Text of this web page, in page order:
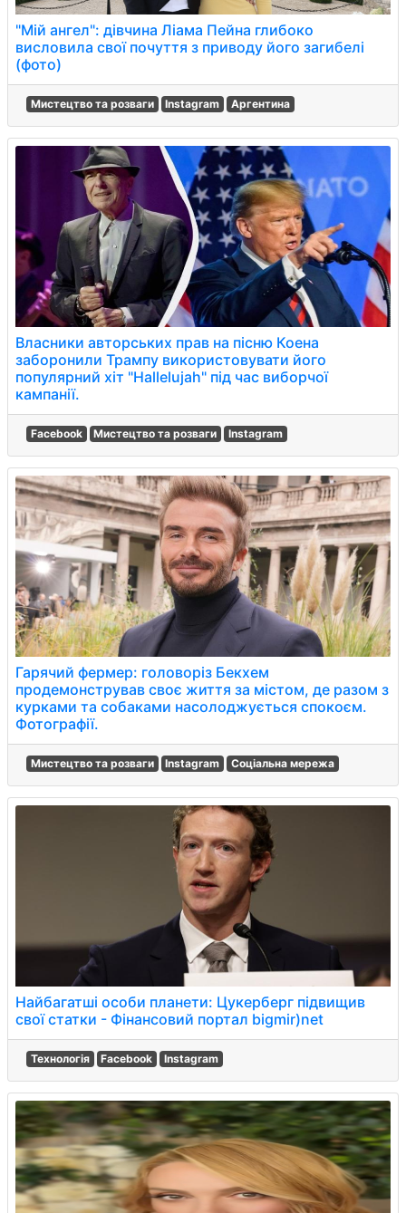
"Мій ангел": дівчина Ліама Пейна глибоко
висловила свої почуття з приводу його загибелі
(фото)
Мистецтво та розваги Instagram Аргентина
Власники авторських прав на пісню Коена
заборонили Трампу використовувати його
популярний хіт "Hallelujah" під час виборчої
кампанії.
Facebook Мистецтво та розваги Instagram
Гарячий фермер: головоріз Бекхем
продемонстрував своє життя за містом, де разом з
курками та собаками насолоджується спокоєм.
Фотографії.
Мистецтво та розваги Instagram Соціальна мережа
Найбагатші особи планети: Цукерберг підвищив
свої статки - Фінансовий портал bigmir)net
Технологія Facebook Instagram